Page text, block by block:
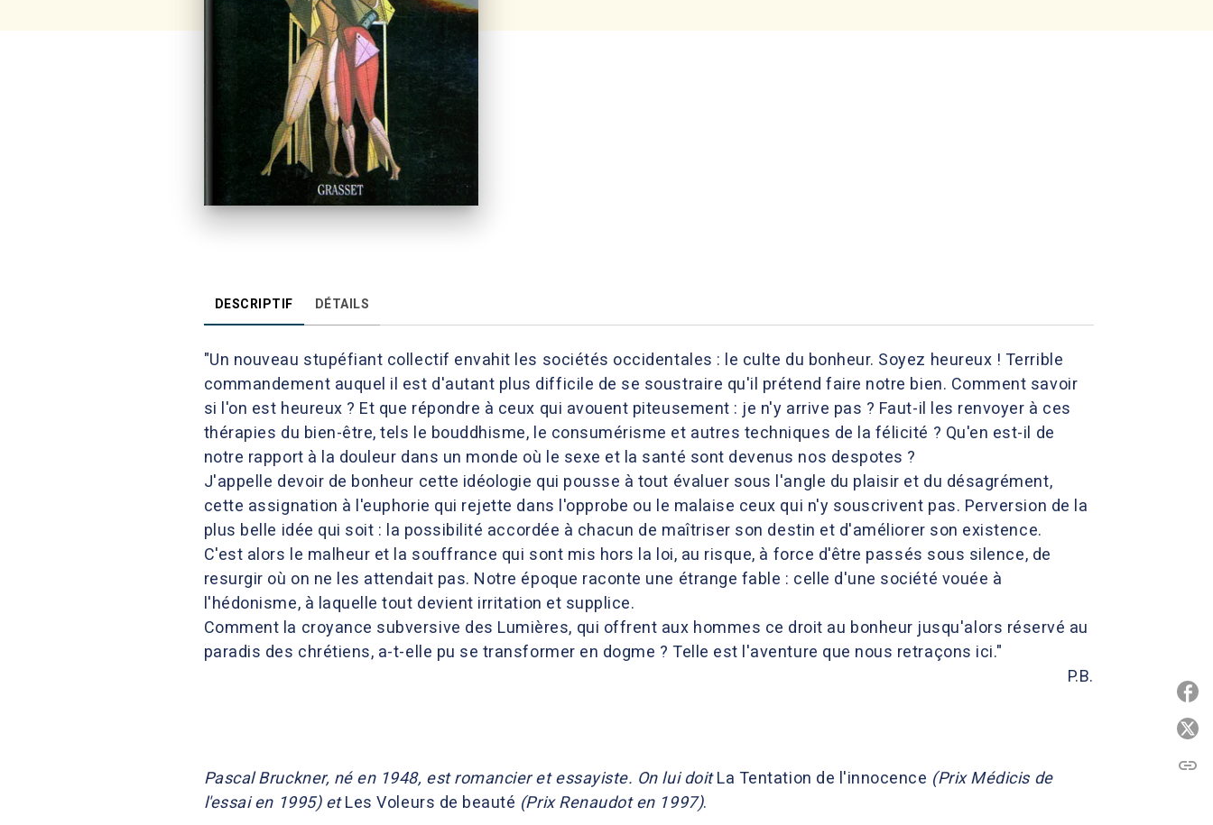
DESCRIPTIF DÉTAILS
"Un nouveau stupéfiant collectif envahit les sociétés occidentales : le culte du bonheur. Soyez heureux ! Terrible
commandement auquel il est d'autant plus difficile de se soustraire qu'il prétend faire notre bien. Comment savoir
si l'on est heureux ? Et que répondre à ceux qui avouent piteusement : je n'y arrive pas ? Faut-il les renvoyer à ces
thérapies du bien-être, tels le bouddhisme, le consumérisme et autres techniques de la félicité ? Qu'en est-il de
notre rapport à la douleur dans un monde où le sexe et la santé sont devenus nos despotes ?
J'appelle devoir de bonheur cette idéologie qui pousse à tout évaluer sous l'angle du plaisir et du désagrément,
cette assignation à l'euphorie qui rejette dans l'opprobe ou le malaise ceux qui n'y souscrivent pas. Perversion de la
plus belle idée qui soit : la possibilité accordée à chacun de maîtriser son destin et d'améliorer son existence.
C'est alors le malheur et la souffrance qui sont mis hors la loi, au risque, à force d'être passés sous silence, de
resurgir où on ne les attendait pas. Notre époque raconte une étrange fable : celle d'une société vouée à
l'hédonisme, à laquelle tout devient irritation et supplice.
Comment la croyance subversive des Lumières, qui offrent aux hommes ce droit au bonheur jusqu'alors réservé au
paradis des chrétiens, a-t-elle pu se transformer en dogme ? Telle est l'aventure que nous retraçons ici."
P.B.
Pascal Bruckner, né en 1948, est romancier et essayiste. On lui doitLa Tentation de l'innocence (Prix Médicis de
l'essai en 1995) etLes Voleurs de beauté (Prix Renaudot en 1997).
link